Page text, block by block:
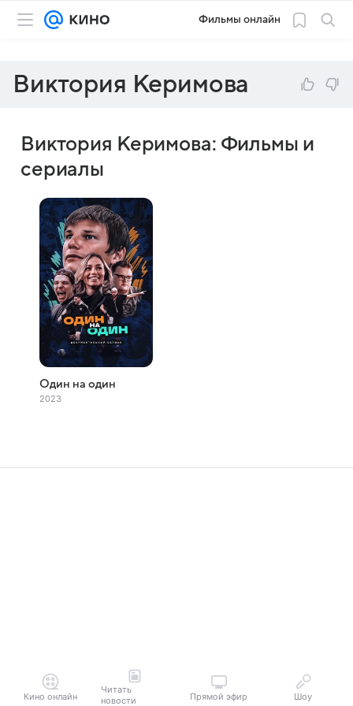
Фильмы онлайн
Виктория Керимова
Виктория Керимова: Фильмы и
сериалы
Один на один
2023
Кино онлайн
Читать
новости
Прямой эфир Шоу